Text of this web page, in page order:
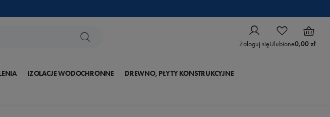
Zaloguj sięUlubione0,00 zł
IZOLACJE WODOCHRONNE DREWNO, PŁYTY KONSTRUKCYJNE